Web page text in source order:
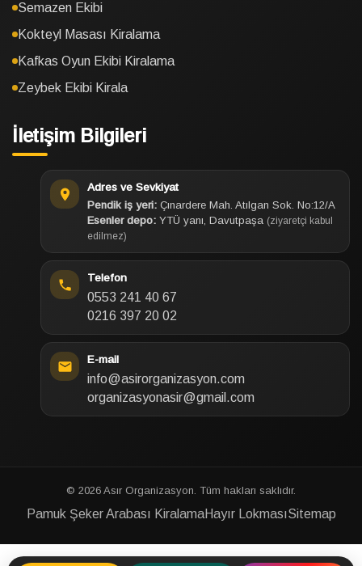
Semazen Ekibi
Kokteyl Masası Kiralama
Kafkas Oyun Ekibi Kiralama
Zeybek Ekibi Kirala
İletişim Bilgileri
Adres ve Sevkiyat
Pendik iş yeri: Çınardere Mah. Atılgan Sok. No:12/A
Esenler depo: YTÜ yanı, Davutpaşa (ziyaretçi kabul
edilmez)
Telefon
0553 241 40 67
0216 397 20 02
E-mail
info@asirorganizasyon.com
organizasyonasir@gmail.com
© 2026 Asır Organizasyon. Tüm hakları saklıdır.
Pamuk Şeker Arabası KiralamaHayır LokmasıSitemap